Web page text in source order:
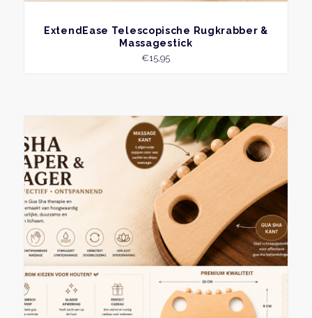
BEKIJK
ExtendEase Telescopische Rugkrabber &
Massagestick
€15,95